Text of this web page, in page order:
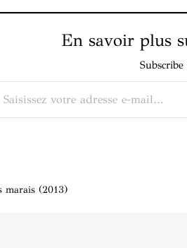
En savoir plus
e-mail…
marais (2013)